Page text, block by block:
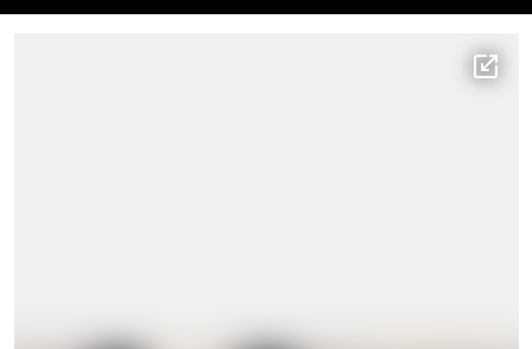
מסקוליא בביקור אצל האדמו"ר מליסקא